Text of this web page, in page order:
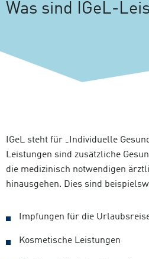
hier:
Was sind IGeL-
IGeL steht für „Individuelle
Leistungen sind zusätzliche
die medizinisch notwendigen
hinausgehen. Dies sind
Impfungen für die
Kosmetische Leistungen